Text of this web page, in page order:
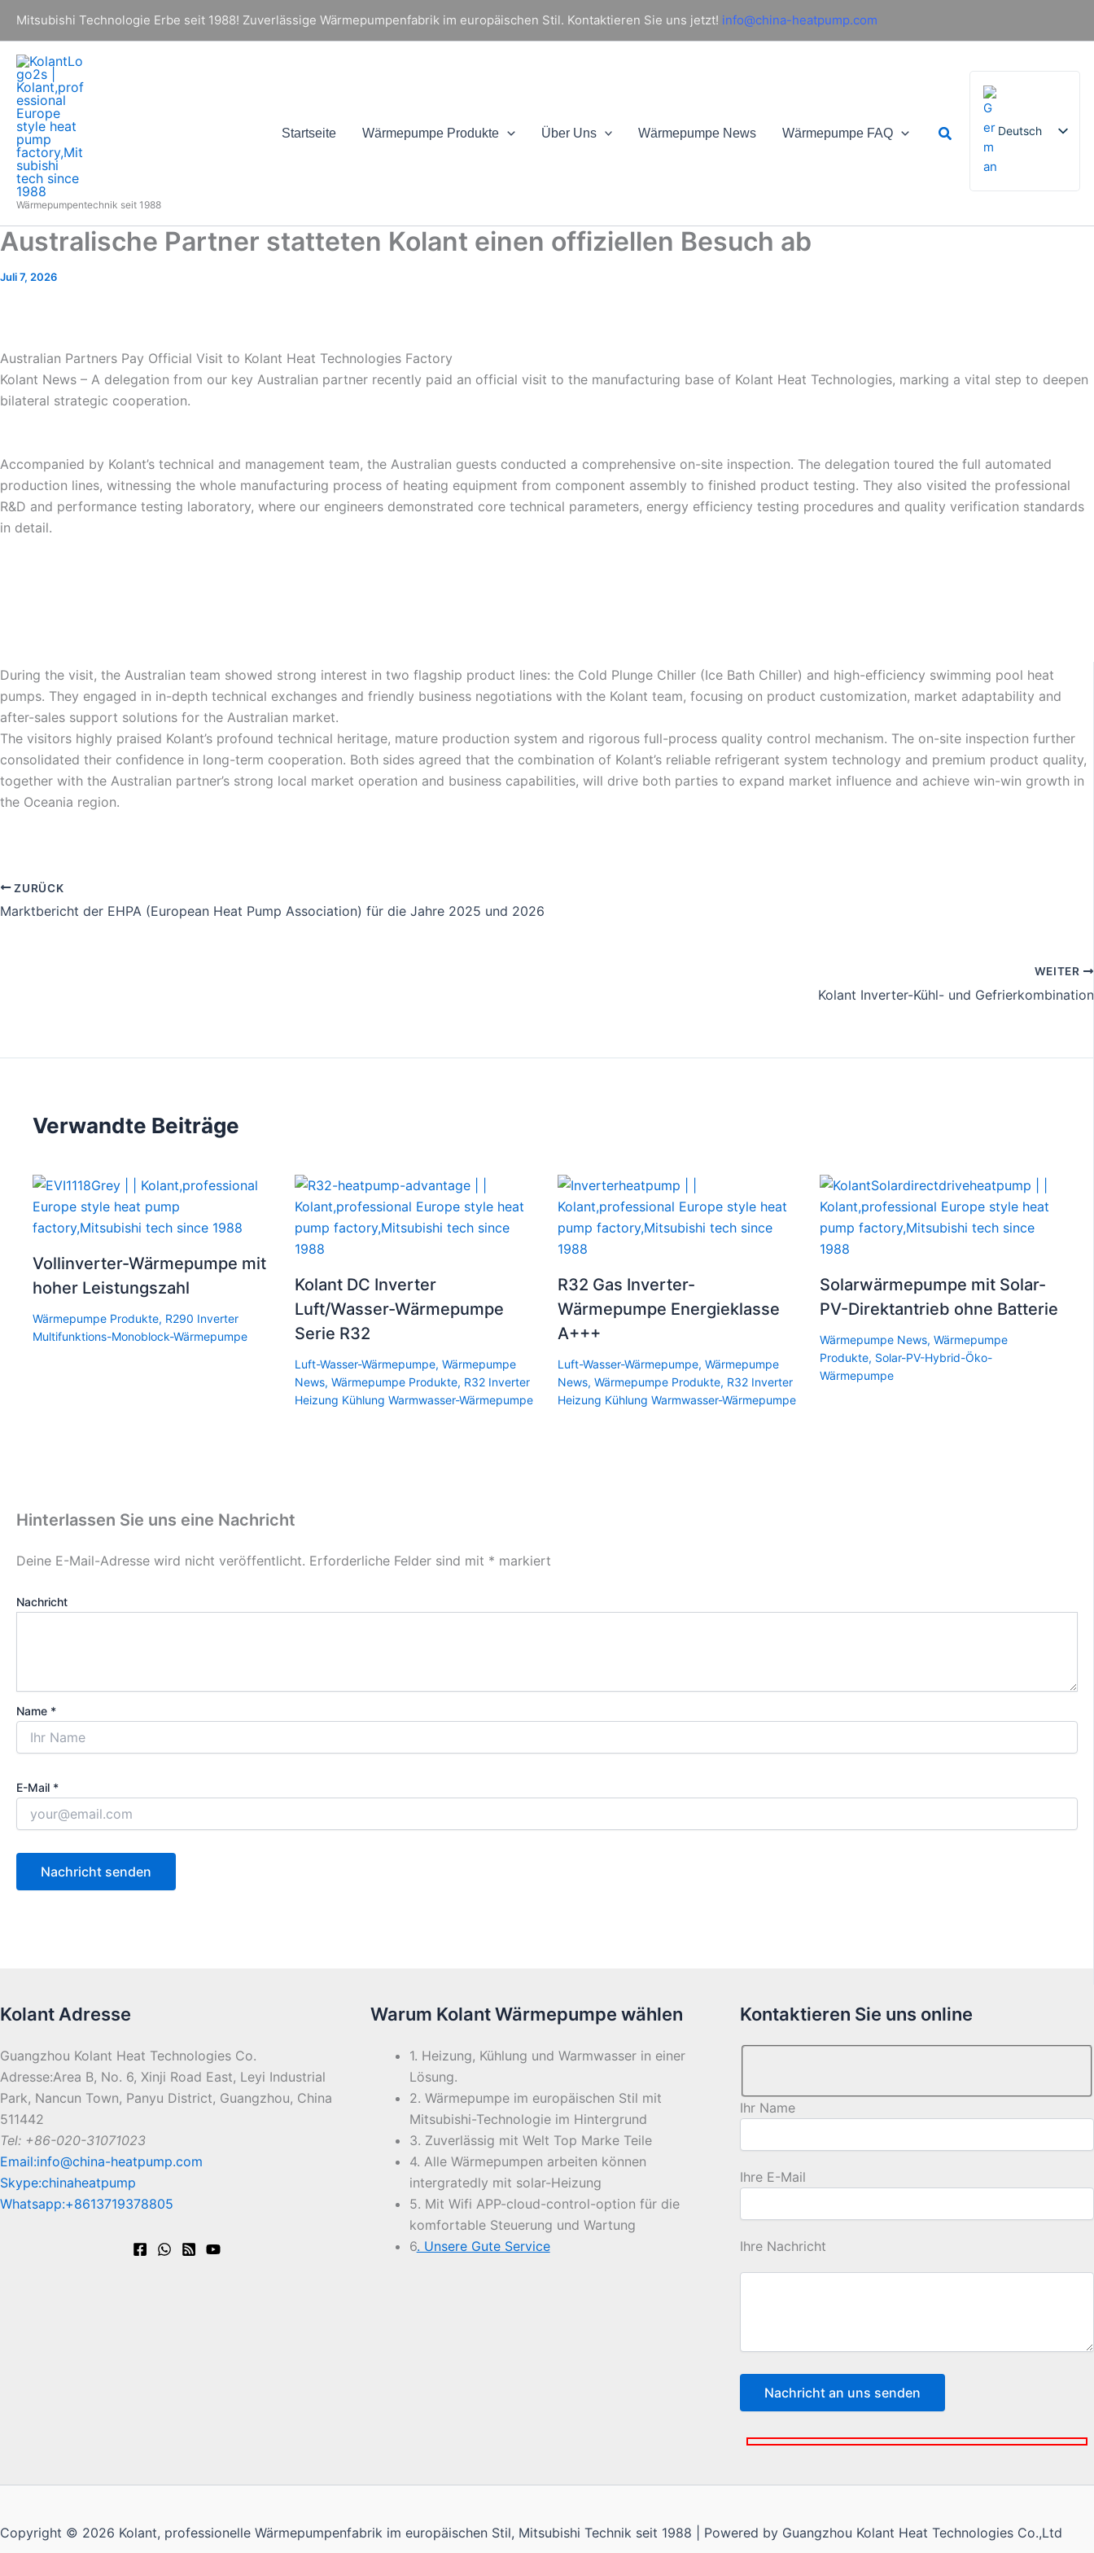
springen
Mitsubishi Technologie Erbe seit 1988! Zuverlässige Wärmepumpenfabrik im europäischen Stil. Kontaktieren Sie uns jetzt! info@china-heatpump.com
Wärmepumpentechnik seit 1988
Startseite Wärmepumpe Produkte Über Uns Wärmepumpe News Wärmepumpe FAQ Suchen Deutsch
English
Dutch
Australische Partner statteten Kolant einen offiziellen Besuch ab
Juli 7, 2026
Australian Partners Pay Official Visit to Kolant Heat Technologies Factory
Kolant News – A delegation from our key Australian partner recently paid an official visit to the manufacturing base of Kolant Heat Technologies, marking a vital step to deepen
bilateral strategic cooperation.
Accompanied by Kolant’s technical and management team, the Australian guests conducted a comprehensive on-site inspection. The delegation toured the full automated
production lines, witnessing the whole manufacturing process of heating equipment from component assembly to finished product testing. They also visited the professional
R&D and performance testing laboratory, where our engineers demonstrated core technical parameters, energy efficiency testing procedures and quality verification standards
in detail.
During the visit, the Australian team showed strong interest in two flagship product lines: the Cold Plunge Chiller (Ice Bath Chiller) and high-efficiency swimming pool heat
pumps. They engaged in in-depth technical exchanges and friendly business negotiations with the Kolant team, focusing on product customization, market adaptability and
after-sales support solutions for the Australian market.
The visitors highly praised Kolant’s profound technical heritage, mature production system and rigorous full-process quality control mechanism. The on-site inspection further
consolidated their confidence in long-term cooperation. Both sides agreed that the combination of Kolant’s reliable refrigerant system technology and premium product quality,
together with the Australian partner’s strong local market operation and business capabilities, will drive both parties to expand market influence and achieve win-win growth in
the Oceania region.
ZURÜCK
Marktbericht der EHPA (European Heat Pump Association) für die Jahre 2025 und 2026
WEITER
Kolant Inverter-Kühl- und Gefrierkombination
Verwandte Beiträge
Vollinverter-Wärmepumpe mit
hoher Leistungszahl
Wärmepumpe Produkte, R290 Inverter
Multifunktions-Monoblock-Wärmepumpe
Kolant DC Inverter
Luft/Wasser-Wärmepumpe
Serie R32
Luft-Wasser-Wärmepumpe,Wärmepumpe
News,Wärmepumpe Produkte, R32 Inverter
Heizung Kühlung Warmwasser-Wärmepumpe
R32 Gas Inverter-
Wärmepumpe Energieklasse
A+++
Luft-Wasser-Wärmepumpe, Wärmepumpe
News, Wärmepumpe Produkte, R32 Inverter
Heizung Kühlung Warmwasser-Wärmepumpe
Solarwärmepumpe mit Solar-
PV-Direktantrieb ohne Batterie
Wärmepumpe News, Wärmepumpe
Produkte, Solar-PV-Hybrid-Öko-
Wärmepumpe
Hinterlassen Sie uns eine Nachricht
Deine E-Mail-Adresse wird nicht veröffentlicht. Erforderliche Felder sind mit * markiert
Nachricht
Name *
E-Mail *
Kolant Adresse
Guangzhou Kolant Heat Technologies Co.
Adresse:Area B, No. 6, Xinji Road East, Leyi Industrial
Park, Nancun Town, Panyu District, Guangzhou, China
511442
Tel: +86-020-31071023
Email:info@china-heatpump.com
Skype:chinaheatpump
Whatsapp:+8613719378805
Warum Kolant Wärmepumpe wählen
1. Heizung, Kühlung und Warmwasser in einer
Lösung.
2. Wärmepumpe im europäischen Stil mit
Mitsubishi-Technologie im Hintergrund
3. Zuverlässig mit Welt Top Marke Teile
4. Alle Wärmepumpen arbeiten können
intergratedly mit solar-Heizung
5. Mit Wifi APP-cloud-control-option für die
komfortable Steuerung und Wartung
6. Unsere Gute Service
Kontaktieren Sie uns online
Ihr Name
Ihre E-Mail
Ihre Nachricht
Copyright © 2026 Kolant, professionelle Wärmepumpenfabrik im europäischen Stil, Mitsubishi Technik seit 1988 | Powered by Guangzhou Kolant Heat Technologies Co.,Ltd